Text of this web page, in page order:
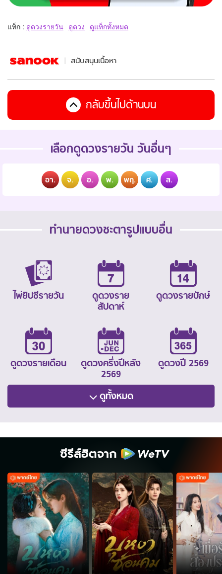
แท็ก : ดูดวงรายวัน ดูดวง ดูแท็กทั้งหมด
สนับสนุนเนื้อหา
กลับขึ้นไปด้านบน
เลือกดูดวงรายวัน วันอื่นๆ
อา. จ. อ. พ. พฤ. ศ. ส.
ทำนายดวงชะตารูปแบบอื่น
ไพ่ยิปซีรายวัน
ดูดวงราย
สัปดาห์
ดูดวงรายปักษ์
ดูดวงรายเดือน
ดูดวงครึ่งปีหลัง
2569
ดูดวงปี 2569
ดูทั้งหมด
ซีรีส์ฮิตจาก